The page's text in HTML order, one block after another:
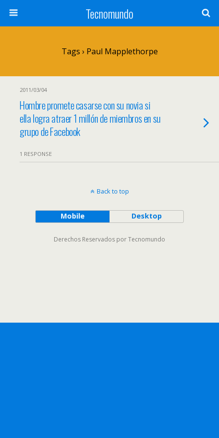
Tecnomundo
Tags › Paul Mapplethorpe
2011/03/04
Hombre promete casarse con su novia si
ella logra atraer 1 millón de miembros en su
grupo de Facebook
1 RESPONSE
Back to top
Mobile Desktop
Derechos Reservados por Tecnomundo